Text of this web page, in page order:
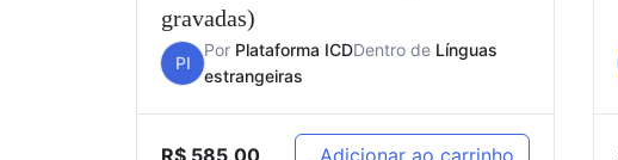
gravadas)
PI
Por Plataforma ICDDentro de Línguas
estrangeiras
R$ 585,00